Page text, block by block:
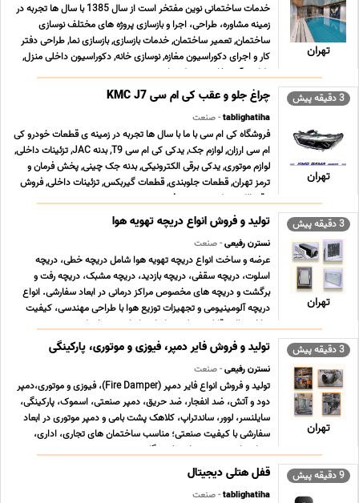
تهران
خدمات ساختمانی نوین مفتخر است از سال 1385 با سال ها تجربه در
زمینه مشاوره، طراحی، اجرا و بازسازی پروژه های مختلف نوسازی
ساختمان, تعمیر ساختمان, خدمات بازسازی, بازسازی نما, طراحی دفتر
کار و اجرای دکوراسیون مغازه, نوسازی خانه, دکوراسیون داخلی منزل,
طراحی آشپزخانه, محوطه سازی و نصب ... ...
3 دقیقه پیش
تهران
چراغ جلو و عقب کی ام سی KMC J7
tablighatiha- صنعت
فروشگاه کی ام سی با ما با سال ها تجربه در زمینه ی قطعات خودرو کی
ام سی ارزان, لوازم جک, یدکی کی ام سی T9, بدنه JAC, تزئینات داخلی,
لوازم موتوری, یدکی برقی الکترونیکی, بدنه جک چینی, پخش فرمان و
ترمز تهران, قطعات جلوبندی, قطعات گیربکس, تزئینات داخلی, فروش
برقی الکترونیکی, سیستم فرم ... ...
3 دقیقه پیش
تهران
تولید و فروش انواع دریچه تهویه هوا
نسترن رفیعی- صنعت
عرضه و ساخت انواع دریچه تهویه هوا شامل دریچه خطی، دریچه
اسلوت، دریچه سقفی، دریچه بازدید، دریچه مشبک، دریچه رفت و
برگشت و دریچه های مخصوص مراکز درمانی در ابعاد سفارشی. انواع
دریچه آلومینیومی و تجهیزات توزیع هوا با طراحی مهندسی، کیفیت
ساخت بالا و قابلیت تولید بر اساس ابعاد و مشخصات ... ...
3 دقیقه پیش
تهران
تولید و فروش فایر دمپر، فیوزی و موتوری، پارکینگی
نسترن رفیعی- صنعت
تولید و فروش انواع فایر دمپر (Fire Damper)، فیوزی و موتوری،دمپر
دود و آتش، ضد انفجار، ضد حریق، دمپر صنعتی، اسموک، پارکینگی،
سایلنسر، لوور، ساندتراپ، کلاهک پشت بامی و دمپر موتوری در ابعاد
سفارشی با کیفیت صنعتی؛ مناسب ساختمان های تجاری، اداری،
بیمارستانی، مترو، صنایع نفت، گاز، پترو ... ...
9 دقیقه پیش قفل هتلی دیجیتال
tablighatiha- صنعت